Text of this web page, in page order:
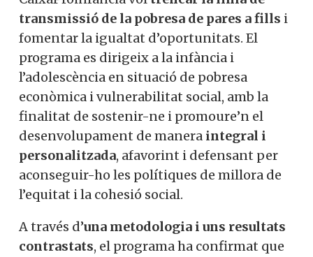
transmissió de la pobresa de pares a fills i
fomentar la igualtat d’oportunitats. El
programa es dirigeix a la infància i
l’adolescència en situació de pobresa
econòmica i vulnerabilitat social, amb la
finalitat de sostenir-ne i promoure’n el
desenvolupament de manera integral i
personalitzada, afavorint i defensant per
aconseguir-ho les polítiques de millora de
l’equitat i la cohesió social.
A través d’una metodologia i uns resultats
contrastats, el programa ha confirmat que